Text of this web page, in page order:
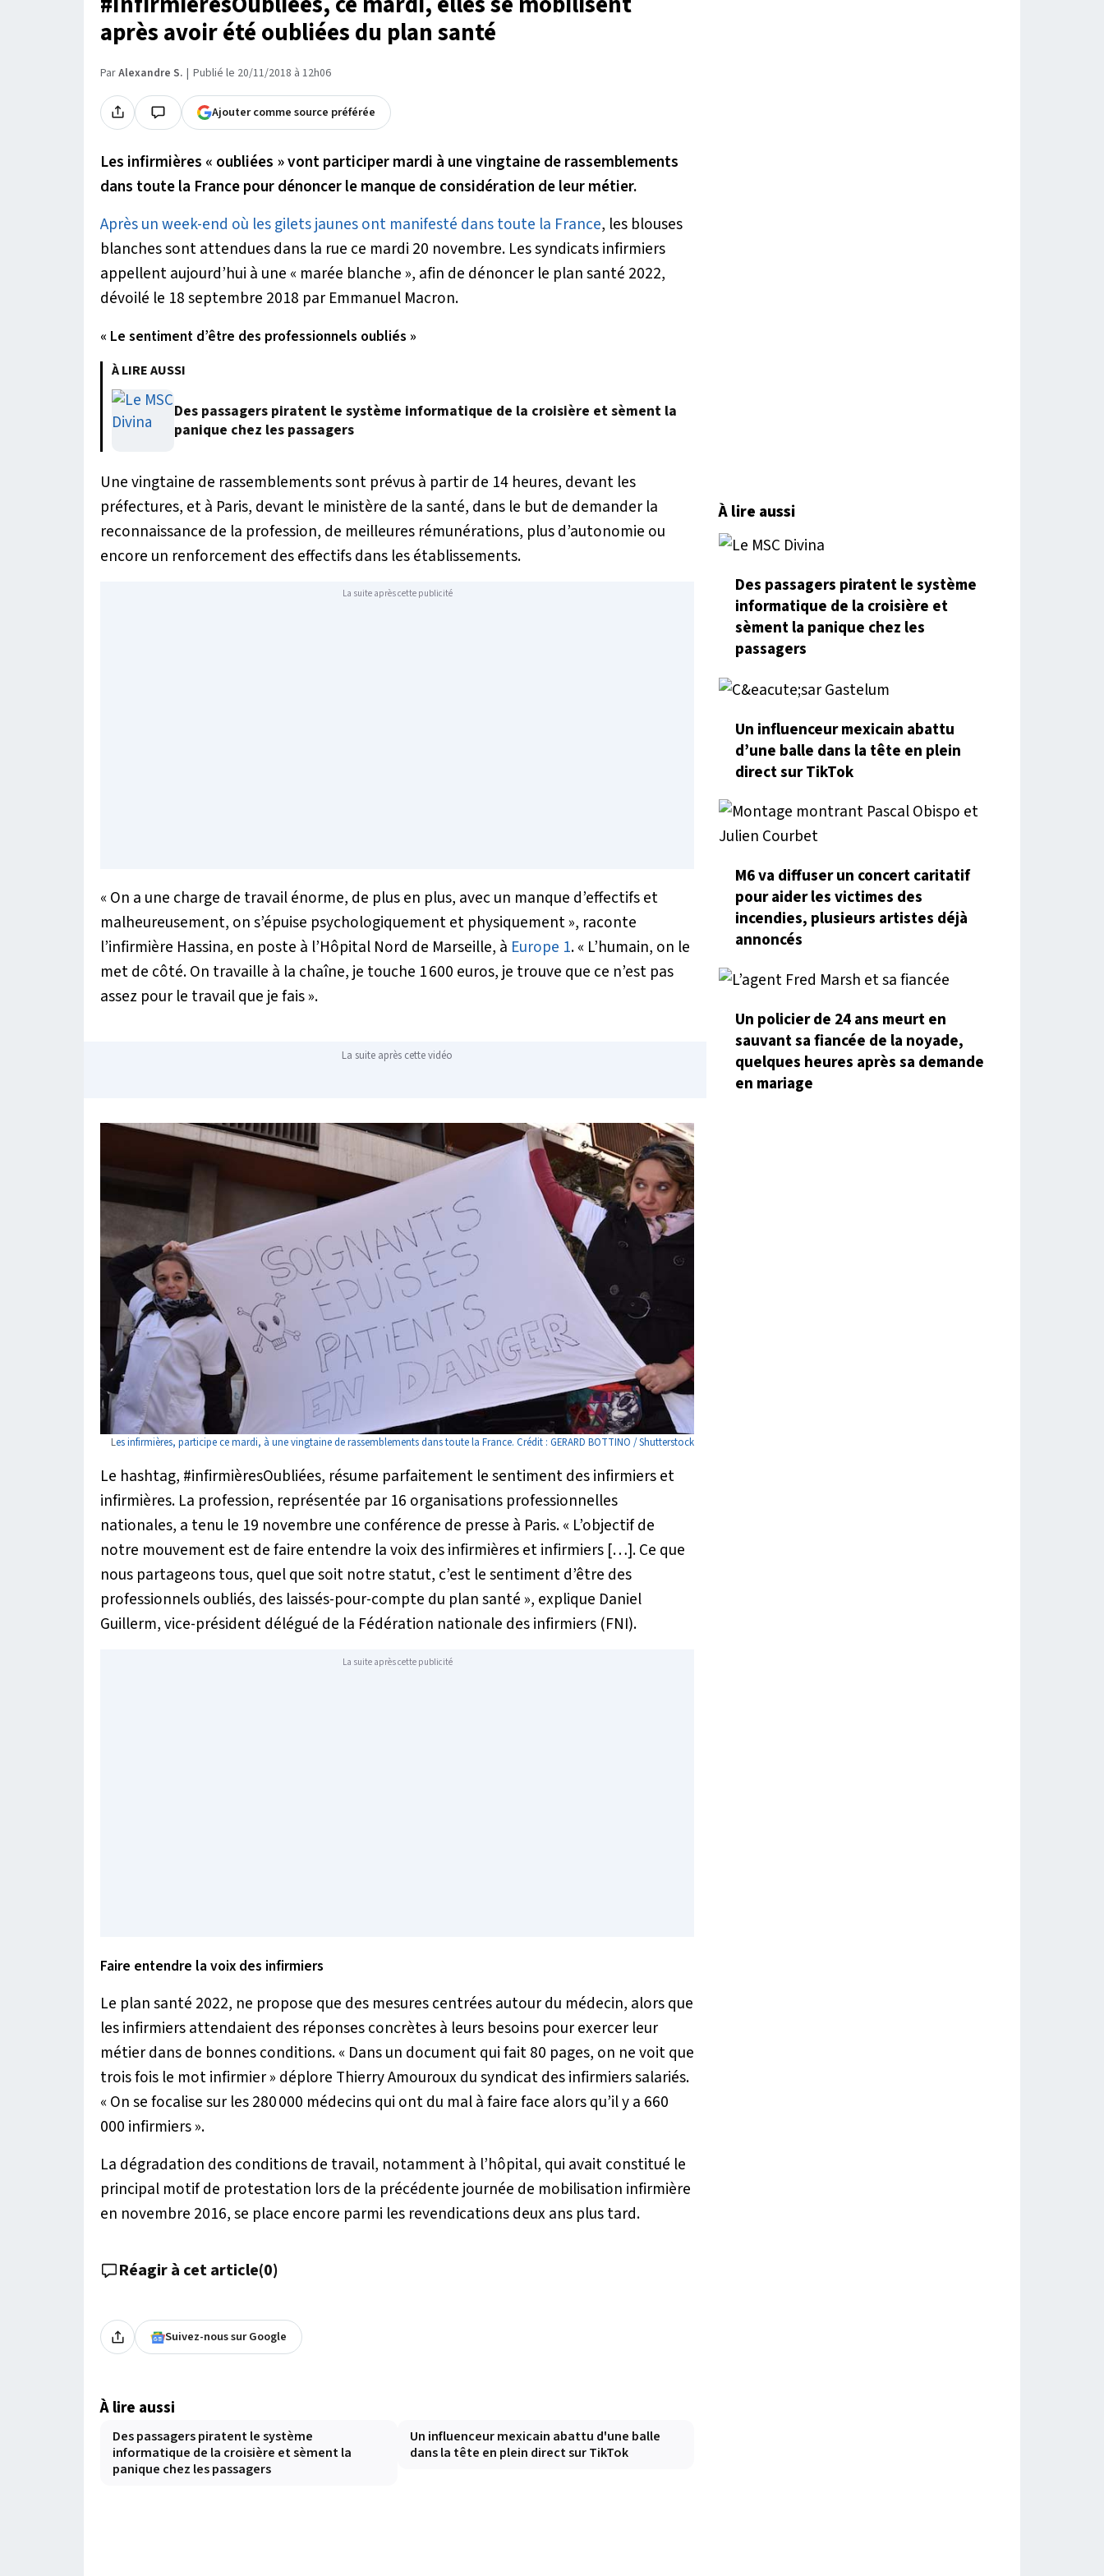
après avoir été oubliées du plan santé
ParAlexandre S. Publié le 20/11/2018 à 12h06
Ajouter comme source préférée
Les infirmières « oubliées » vont participer mardi à une vingtaine de rassemblements
dans toute la France pour dénoncer le manque de considération de leur métier.
Après un week-end où les gilets jaunes ont manifesté dans toute la France, les blouses
blanches sont attendues dans la rue ce mardi 20 novembre. Les syndicats infirmiers
appellent aujourd’hui à une « marée blanche », afin de dénoncer le plan santé 2022,
dévoilé le 18 septembre 2018 par Emmanuel Macron.
« Le sentiment d’être des professionnels oubliés »
À LIRE AUSSI
Des passagers piratent le système informatique de la croisière et sèment la
panique chez les passagers
Une vingtaine de rassemblements sont prévus à partir de 14 heures, devant les
préfectures, et à Paris, devant le ministère de la santé, dans le but de demander la
reconnaissance de la profession, de meilleures rémunérations, plus d’autonomie ou
encore un renforcement des effectifs dans les établissements.
La suite après cette publicité
« On a une charge de travail énorme, de plus en plus, avec un manque d’effectifs et
malheureusement, on s’épuise psychologiquement et physiquement », raconte
l’infirmière Hassina, en poste à l’Hôpital Nord de Marseille, à Europe 1.« L’humain, on le
met de côté. On travaille à la chaîne, je touche 1 600 euros, je trouve que ce n’est pas
assez pour le travail que je fais ».
La suite après cette vidéo
Les infirmières, participe ce mardi, à une vingtaine de rassemblements dans toute la France. Crédit : GERARD BOTTINO / Shutterstock
Le hashtag, #infirmièresOubliées, résume parfaitement le sentiment des infirmiers et
infirmières. La profession, représentée par 16 organisations professionnelles
nationales, a tenu le 19 novembre une conférence de presse à Paris.« L’objectif de
notre mouvement est de faire entendre la voix des infirmières et infirmiers […]. Ce que
nous partageons tous, quel que soit notre statut, c’est le sentiment d’être des
professionnels oubliés, des laissés-pour-compte du plan santé », explique Daniel
Guillerm, vice-président délégué de la Fédération nationale des infirmiers (FNI).
La suite après cette publicité
Faire entendre la voix des infirmiers
Le plan santé 2022, ne propose que des mesures centrées autour du médecin, alors que
les infirmiers attendaient des réponses concrètes à leurs besoins pour exercer leur
métier dans de bonnes conditions.« Dans un document qui fait 80 pages, on ne voit que
trois fois le mot infirmier » déplore Thierry Amouroux du syndicat des infirmiers salariés.
« On se focalise sur les 280 000 médecins qui ont du mal à faire face alors qu’il y a 660
000 infirmiers ».
La dégradation des conditions de travail, notamment à l’hôpital, qui avait constitué le
principal motif de protestation lors de la précédente journée de mobilisation infirmière
en novembre 2016, se place encore parmi les revendications deux ans plus tard.
Réagir à cet article(0)
Suivez-nous sur Google
À lire aussi
Des passagers piratent le système
informatique de la croisière et sèment la
panique chez les passagers
Un influenceur mexicain abattu d'une balle
dans la tête en plein direct sur TikTok
À lire aussi
Des passagers piratent le système
informatique de la croisière et
sèment la panique chez les
passagers
Un influenceur mexicain abattu
d’une balle dans la tête en plein
direct sur TikTok
M6 va diffuser un concert caritatif
pour aider les victimes des
incendies, plusieurs artistes déjà
annoncés
Un policier de 24 ans meurt en
sauvant sa fiancée de la noyade,
quelques heures après sa demande
en mariage